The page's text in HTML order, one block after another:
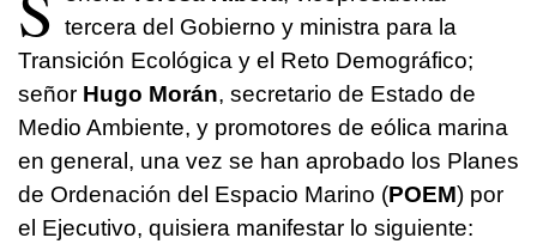
tercera del Gobierno y ministra para la
Transición Ecológica y el Reto Demográfico;
señor Hugo Morán, secretario de Estado de
Medio Ambiente, y promotores de eólica marina
en general, una vez se han aprobado los Planes
de Ordenación del Espacio Marino (POEM) por
el Ejecutivo, quisiera manifestar lo siguiente: